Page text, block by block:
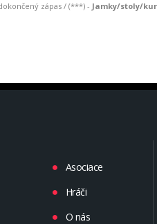
zápas / (***) - Jamky/stoly/
Asociace
Hráči
O nás